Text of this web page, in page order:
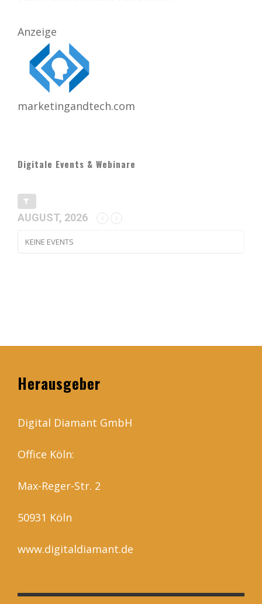
Anzeige
marketingandtech.com
Digitale Events & Webinare
AUGUST, 2026
KEINE EVENTS
Herausgeber
Digital Diamant GmbH
Office Köln:
Max-Reger-Str. 2
50931 Köln
www.digitaldiamant.de